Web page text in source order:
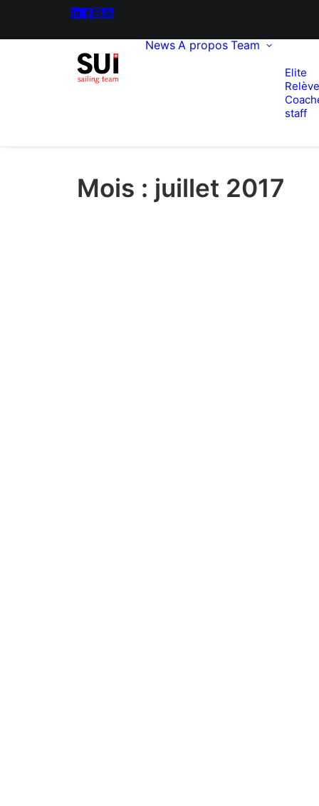
News A propos Team
Elite
Relève
staff
Mois : juillet 2017